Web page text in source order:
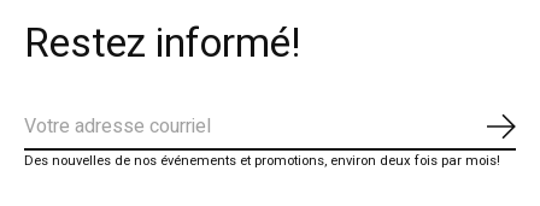
Restez informé!
Des nouvelles de nos événements et promotions, environ deux fois par mois!